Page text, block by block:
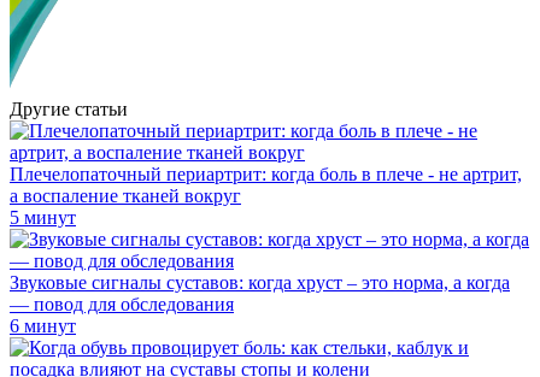
Другие статьи
Плечелопаточный периартрит: когда боль в плече - не артрит,
а воспаление тканей вокруг
5 минут
Звуковые сигналы суставов: когда хруст – это норма, а когда
— повод для обследования
6 минут